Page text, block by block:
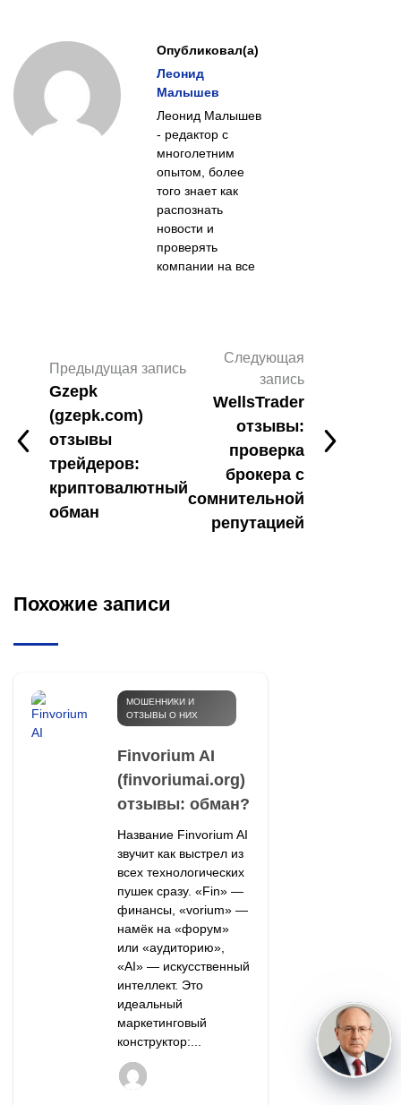
Опубликовал(а)
Леонид
Малышев
Леонид Малышев
- редактор с
многолетним
опытом, более
того знает как
распознать
новости и
проверять
компании на все
Предыдущая запись
Gzepk
(gzepk.com)
отзывы
трейдеров:
криптовалютный
обман
Следующая
запись
WellsTrader
отзывы:
проверка
брокера с
сомнительной
репутацией
Похожие записи
МОШЕННИКИ И
ОТЗЫВЫ О НИХ
Finvorium AI
(finvoriumai.org)
отзывы: обман?
Название Finvorium AI
звучит как выстрел из
всех технологических
пушек сразу. «Fin» —
финансы, «vorium» —
намёк на «форум»
или «аудиторию»,
«AI» — искусственный
интеллект. Это
идеальный
маркетинговый
конструктор:...